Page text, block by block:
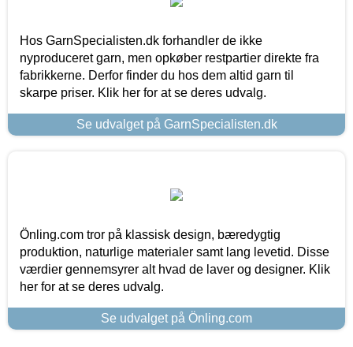
Hos GarnSpecialisten.dk forhandler de ikke
nyproduceret garn, men opkøber restpartier direkte fra
fabrikkerne. Derfor finder du hos dem altid garn til
skarpe priser. Klik her for at se deres udvalg.
Se udvalget på GarnSpecialisten.dk
Önling.com tror på klassisk design, bæredygtig
produktion, naturlige materialer samt lang levetid. Disse
værdier gennemsyrer alt hvad de laver og designer. Klik
her for at se deres udvalg.
Se udvalget på Önling.com